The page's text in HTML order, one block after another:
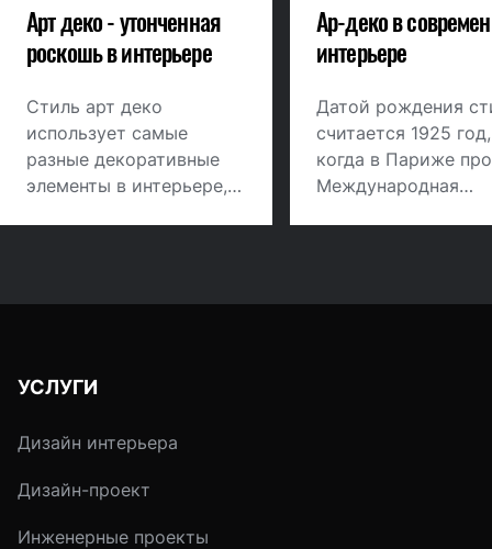
Арт деко - утонченная
роскошь в интерьере
Стиль арт деко
использует самые
разные декоративные
элементы в интерьере,
линии, четкость и
Ар-деко в
интерьере
Датой рождения
считается 1925 год,
когда в Париже
Международная
УСЛУГИ
Дизайн интерьера
Дизайн-проект
Инженерные проекты